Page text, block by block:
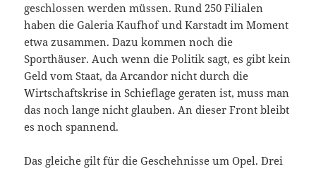
geschlossen werden müssen. Rund 250 Filialen
haben die Galeria Kaufhof und Karstadt im Moment
etwa zusammen. Dazu kommen noch die
Sporthäuser. Auch wenn die Politik sagt, es gibt kein
Geld vom Staat, da Arcandor nicht durch die
Wirtschaftskrise in Schieflage geraten ist, muss man
das noch lange nicht glauben. An dieser Front bleibt
es noch spannend.
Das gleiche gilt für die Geschehnisse um Opel. Drei